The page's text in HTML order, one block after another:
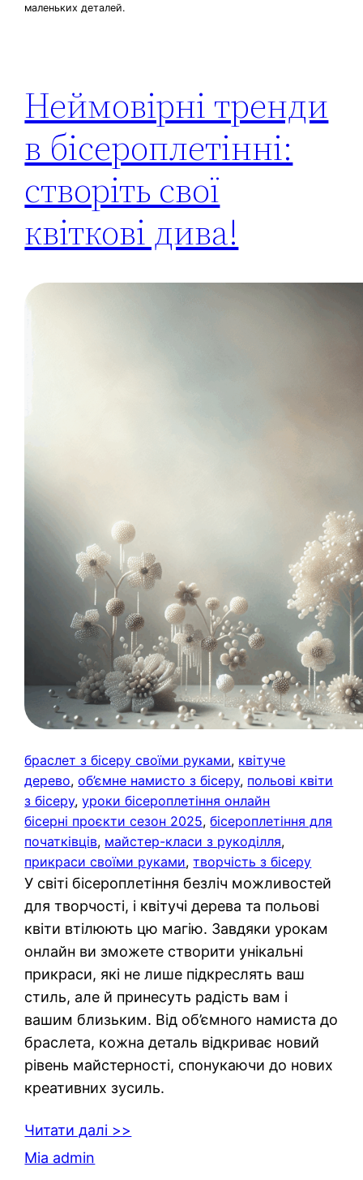
маленьких деталей.
Неймовірні тренди
в бісероплетінні:
створіть свої
квіткові дива!
браслет з бісеру своїми руками, квітуче
дерево, об’ємне намисто з бісеру, польові квіти
з бісеру, уроки бісероплетіння онлайн
бісерні проєкти сезон 2025, бісероплетіння для
початківців, майстер-класи з рукоділля
прикраси своїми руками, творчість з бісеру
У світі бісероплетіння безліч можливостей
для творчості, і квітучі дерева та польові
квіти втілюють цю магію. Завдяки урокам
онлайн ви зможете створити унікальні
прикраси, які не лише підкреслять ваш
стиль, але й принесуть радість вам і
вашим близьким. Від об’ємного намиста до
браслета, кожна деталь відкриває новий
рівень майстерності, спонукаючи до нових
креативних зусиль.
Читати далі >>
Mia admin